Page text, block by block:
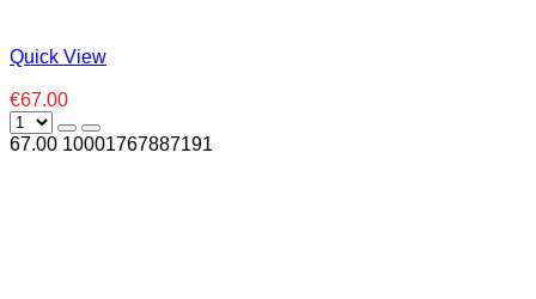
Quick View
€67.00
67.00 10001767887191